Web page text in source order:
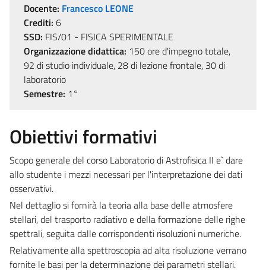
Docente: Francesco LEONE
Crediti: 6
SSD: FIS/01 - FISICA SPERIMENTALE
Organizzazione didattica: 150 ore d'impegno totale,
92 di studio individuale, 28 di lezione frontale, 30 di
laboratorio
Semestre: 1°
Obiettivi formativi
Scopo generale del corso Laboratorio di Astrofisica II e` dare
allo studente i mezzi necessari per l'interpretazione dei dati
osservativi.
Nel dettaglio si fornirà la teoria alla base delle atmosfere
stellari, del trasporto radiativo e della formazione delle righe
spettrali, seguita dalle corrispondenti risoluzioni numeriche.
Relativamente alla spettroscopia ad alta risoluzione verrano
fornite le basi per la determinazione dei parametri stellari.